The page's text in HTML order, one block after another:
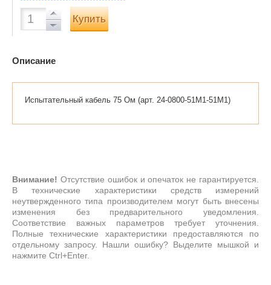
Купить
Описание
Испытательный кабель 75 Ом (арт. 24-0800-51M1-51M1)
Внимание! Отсутствие ошибок и опечаток не гарантируется.
В технические характеристики средств измерений
неутвержденного типа производителем могут быть внесены
изменения без предварительного уведомления.
Соответствие важных параметров требует уточнения.
Полные технические характеристики предоставляются по
отдельному запросу. Нашли ошибку? Выделите мышкой и
нажмите Ctrl+Enter.